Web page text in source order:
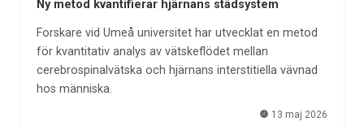
Ny metod kvantifierar hjärnans städsystem
Forskare vid Umeå universitet har utvecklat en metod
för kvantitativ analys av vätskeflödet mellan
cerebrospinalvätska och hjärnans interstitiella vävnad
hos människa.
13 maj 2026